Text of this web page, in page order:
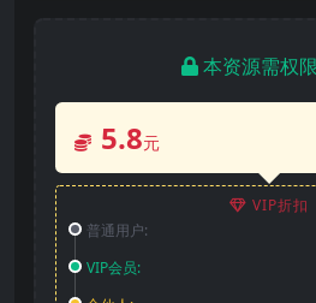
本资源需权
5.8元
VIP折扣
普通用户:
VIP会员: